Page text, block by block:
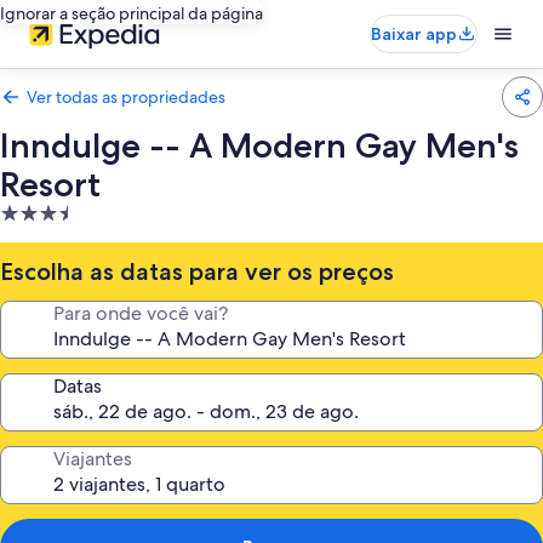
Ignorar a seção principal da página
Baixar app
Ver todas as propriedades
Inndulge -- A Modern Gay Men's
Resort
Propriedade
3.5
estrelas
Escolha as datas para ver os preços
Para onde você vai?
Datas
Viajantes